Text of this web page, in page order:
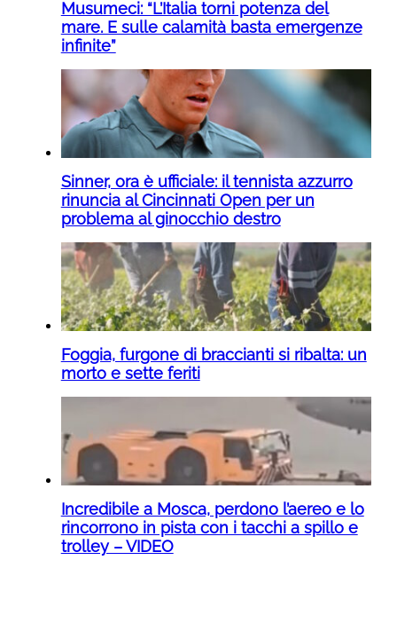
Musumeci: “L’Italia torni potenza del
mare. E sulle calamità basta emergenze
infinite”
Sinner, ora è ufficiale: il tennista azzurro
rinuncia al Cincinnati Open per un
problema al ginocchio destro
Foggia, furgone di braccianti si ribalta: un
morto e sette feriti
Incredibile a Mosca, perdono l’aereo e lo
rincorrono in pista con i tacchi a spillo e
trolley – VIDEO